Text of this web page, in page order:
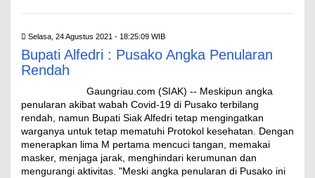
Selasa, 24 Agustus 2021 - 18:25:09 WIB
Bupati Alfedri : Pusako Angka Penularan
Rendah
Gaungriau.com (SIAK) -- Meskipun angka
penularan akibat wabah Covid-19 di Pusako terbilang
rendah, namun Bupati Siak Alfedri tetap mengingatkan
warganya untuk tetap mematuhi Protokol kesehatan. Dengan
menerapkan lima M pertama mencuci tangan, memakai
masker, menjaga jarak, menghindari kerumunan dan
mengurangi aktivitas. "Meski angka penularan di Pusako ini